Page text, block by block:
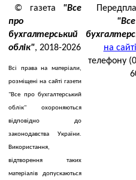
© газета "Все
про
бухгалтерський
облік", 2018-2026
Всі права на матеріали,
розміщені на сайті газети
"Все про бухгалтерський
облік" охороняються
відповідно до
законодавства України.
Використання,
відтворення таких
матеріалів допускаються
на сайті
телефону